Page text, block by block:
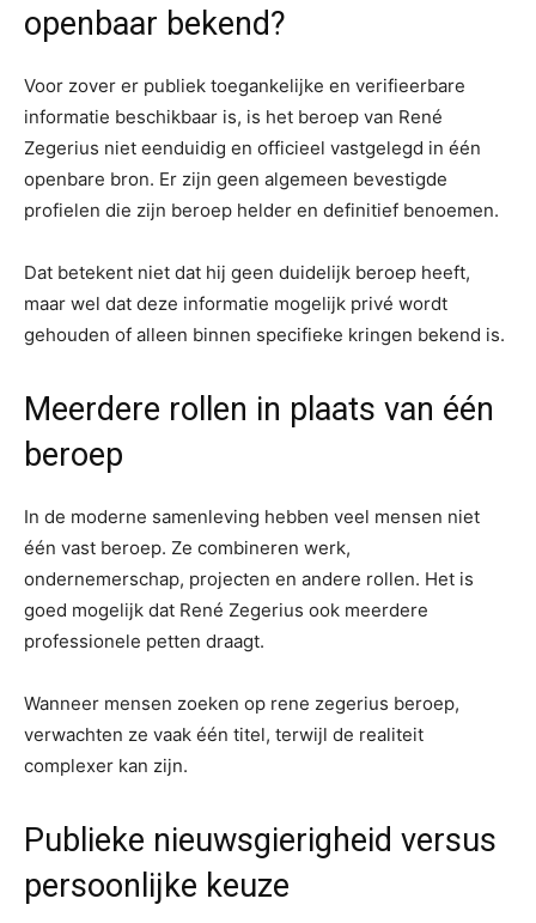
openbaar bekend?
Voor zover er publiek toegankelijke en verifieerbare
informatie beschikbaar is, is het beroep van René
Zegerius niet eenduidig en officieel vastgelegd in één
openbare bron. Er zijn geen algemeen bevestigde
profielen die zijn beroep helder en definitief benoemen.
Dat betekent niet dat hij geen duidelijk beroep heeft,
maar wel dat deze informatie mogelijk privé wordt
gehouden of alleen binnen specifieke kringen bekend is.
Meerdere rollen in plaats van één
beroep
In de moderne samenleving hebben veel mensen niet
één vast beroep. Ze combineren werk,
ondernemerschap, projecten en andere rollen. Het is
goed mogelijk dat René Zegerius ook meerdere
professionele petten draagt.
Wanneer mensen zoeken op rene zegerius beroep,
verwachten ze vaak één titel, terwijl de realiteit
complexer kan zijn.
Publieke nieuwsgierigheid versus
persoonlijke keuze